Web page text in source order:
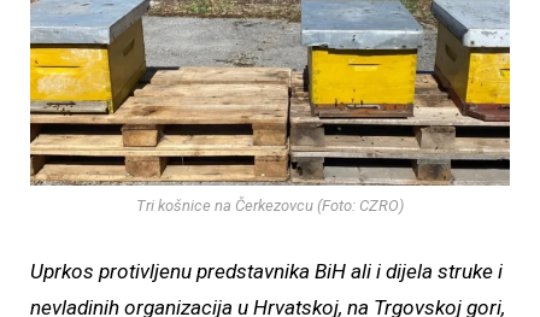
Tri košnice na Čerkezovcu (Foto: CZRO)
Uprkos protivljenu predstavnika BiH ali i dijela struke i
nevladinih organizacija u Hrvatskoj, na Trgovskoj gori,